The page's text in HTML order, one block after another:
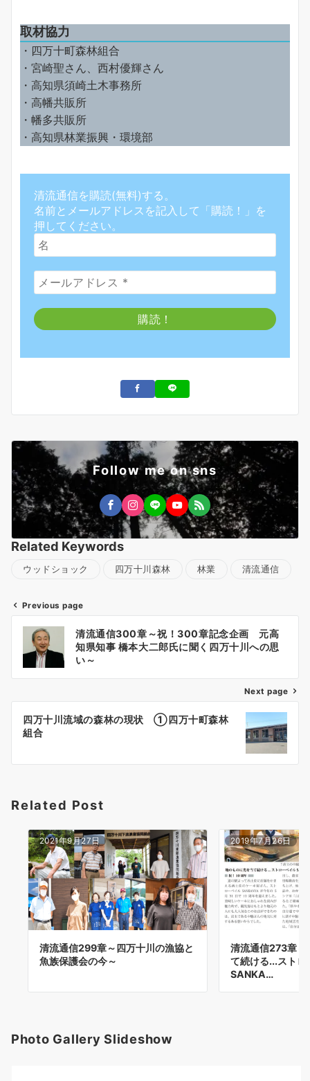
取材協力
・四万十町森林組合
・宮崎聖さん、西村優輝さん
・高知県須崎土木事務所
・高幡共販所
・幡多共販所
・高知県林業振興・環境部
清流通信を購読(無料)する。
名前とメールアドレスを記入して「購読！」を
押してください。
Follow me on sns
Related Keywords
ウッドショック 四万十川森林 林業 清流通信
投
ナ
ビ
シ
ン
Previous page
清流通信300章～祝！300章記念企画 元高
知県知事 橋本大二郎氏に聞く四万十川への思
い～
Next page
四万十川流域の森林の現状 ①四万十町森林
組合
Related Post
2021年9月27日
清流通信299章～四万十川の漁協と
魚族保護会の今～
2019年7月26日
清流通信273章～
て続ける...ストロ
SANKA…
Photo Gallery Slideshow